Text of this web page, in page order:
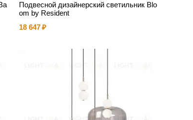
Подвесной дизайнерский светильник Blo
om by Resident
18 647